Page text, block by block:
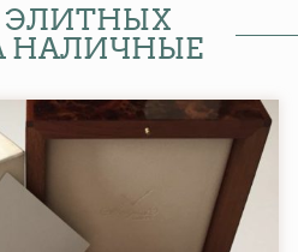
ЭЛИТНЫХ
НАЛИЧНЫЕ